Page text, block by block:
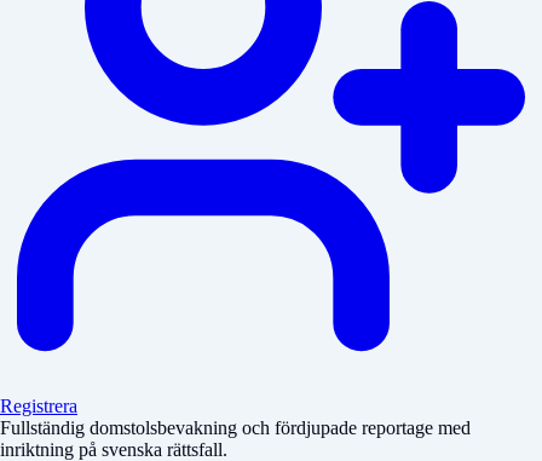
Registrera
Fullständig domstolsbevakning och fördjupade reportage med
inriktning på svenska rättsfall.